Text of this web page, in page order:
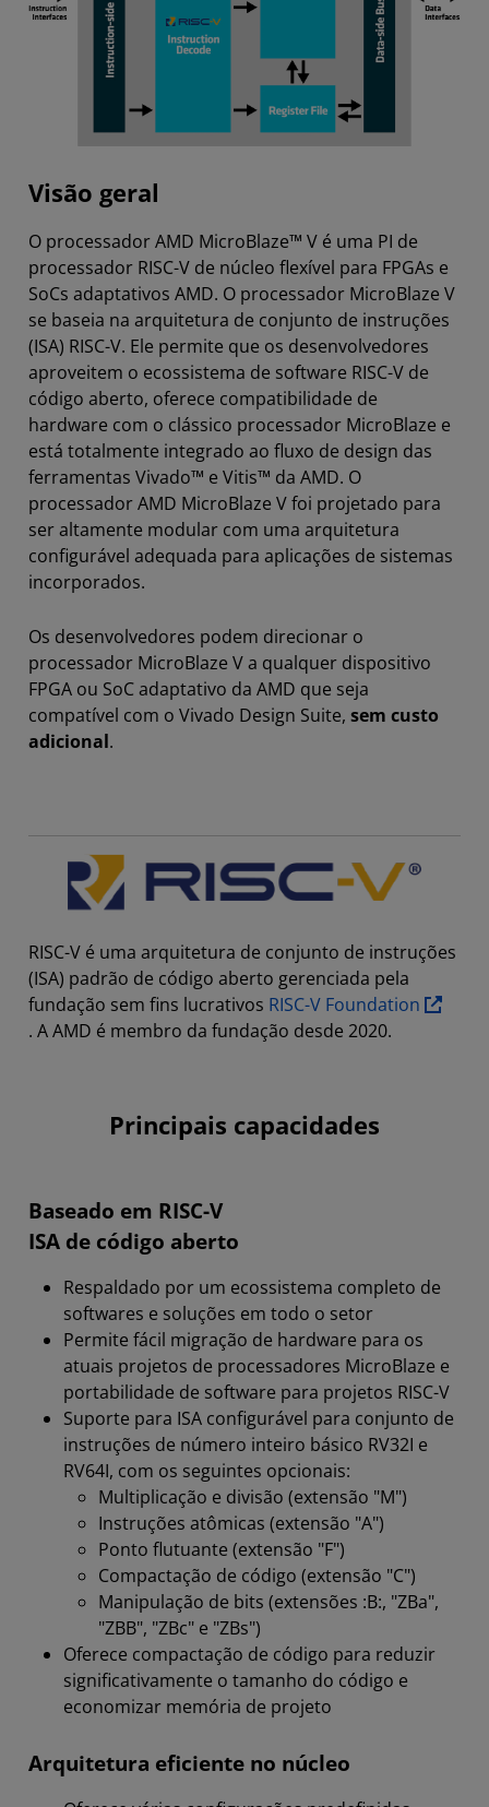
Visão geral
O processador AMD MicroBlaze™ V é uma PI de
processador RISC-V de núcleo flexível para FPGAs e
SoCs adaptativos AMD. O processador MicroBlaze V
se baseia na arquitetura de conjunto de instruções
(ISA) RISC-V. Ele permite que os desenvolvedores
aproveitem o ecossistema de software RISC-V de
código aberto, oferece compatibilidade de
hardware com o clássico processador MicroBlaze e
está totalmente integrado ao fluxo de design das
ferramentas Vivado™ e Vitis™ da AMD. O
processador AMD MicroBlaze V foi projetado para
ser altamente modular com uma arquitetura
configurável adequada para aplicações de sistemas
incorporados.
Os desenvolvedores podem direcionar o
processador MicroBlaze V a qualquer dispositivo
FPGA ou SoC adaptativo da AMD que seja
compatível com o Vivado Design Suite, sem custo
adicional.
RISC-V é uma arquitetura de conjunto de instruções
(ISA) padrão de código aberto gerenciada pela
fundação sem fins lucrativos RISC-V Foundation
. A AMD é membro da fundação desde 2020.
Principais capacidades
Baseado em RISC-V
ISA de código aberto
Respaldado por um ecossistema completo de
softwares e soluções em todo o setor
Permite fácil migração de hardware para os
atuais projetos de processadores MicroBlaze e
portabilidade de software para projetos RISC-V
Suporte para ISA configurável para conjunto de
instruções de número inteiro básico RV32I e
RV64I, com os seguintes opcionais:
Multiplicação e divisão (extensão "M")
Instruções atômicas (extensão "A")
Ponto flutuante (extensão "F")
Compactação de código (extensão "C")
Manipulação de bits (extensões :B:, "ZBa",
"ZBB", "ZBc" e "ZBs")
Oferece compactação de código para reduzir
significativamente o tamanho do código e
economizar memória de projeto
Arquitetura eficiente no núcleo